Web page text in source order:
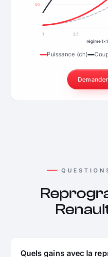
60
1 2,5
régime
Puissance (ch)
Quels gains avec la